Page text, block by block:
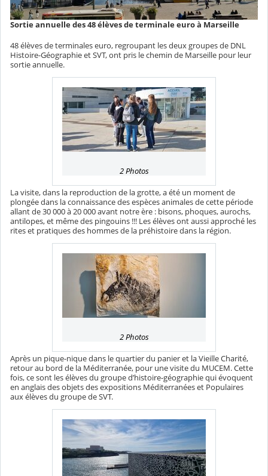
Sortie annuelle des 48 élèves de terminale euro à Marseille
48 élèves de terminales euro, regroupant les deux groupes de DNL
Histoire-Géographie et SVT, ont pris le chemin de Marseille pour leur
sortie annuelle.
2 Photos
La visite, dans la reproduction de la grotte, a été un moment de
plongée dans la connaissance des espèces animales de cette période
allant de 30 000 à 20 000 avant notre ère : bisons, phoques, aurochs,
antilopes, et même des pingouins !!! Les élèves ont aussi approché les
rites et pratiques des hommes de la préhistoire dans la région.
2 Photos
Après un pique-nique dans le quartier du panier et la Vieille Charité,
retour au bord de la Méditerranée, pour une visite du MUCEM. Cette
fois, ce sont les élèves du groupe d’histoire-géographie qui évoquent
en anglais des objets des expositions Méditerranées et Populaires
aux élèves du groupe de SVT.